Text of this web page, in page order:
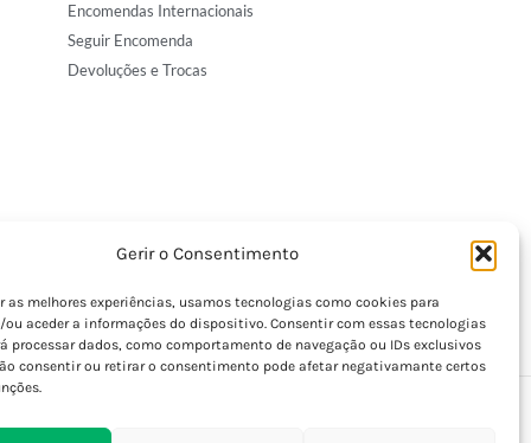
Gerir o Consentimento
as melhores experiências, usamos tecnologias como cookies para
ou aceder a informações do dispositivo. Consentir com essas tecnologias
processar dados, como comportamento de navegação ou IDs exclusivos
consentir ou retirar o consentimento pode afetar negativamante certos
Encomendas Internacionais
Seguir Encomenda
Devoluções e Trocas